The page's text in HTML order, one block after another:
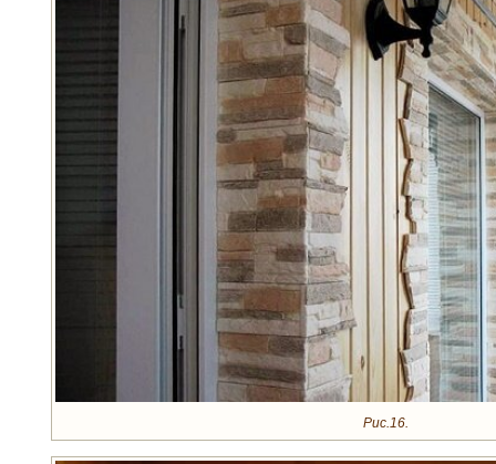
Рис.16.